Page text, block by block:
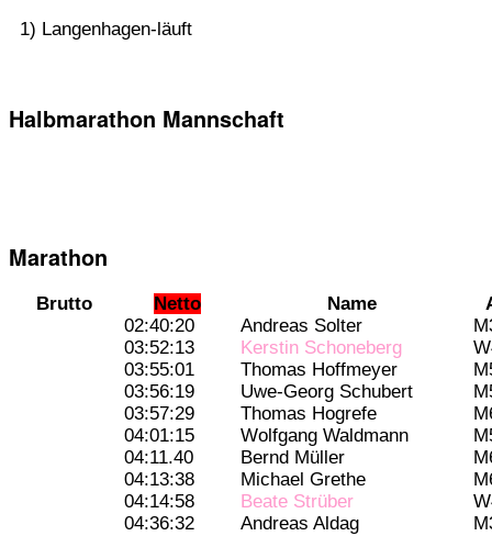
1) Langenhagen-läuft
Halbmarathon Mannschaft
Marathon
Brutto Netto Name
02:40:20
Andreas Solter
03:52:13
Kerstin Schoneberg
03:55:01
Thomas Hoffmeyer
03:56:19
Uwe-Georg Schubert
03:57:29
Thomas Hogrefe
04:01:15
Wolfgang Waldmann
04:11.40
Bernd Müller
04:13:38
Michael Grethe
04:14:58
Beate Strüber
04:36:32
Andreas Aldag